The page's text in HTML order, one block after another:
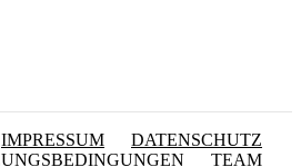
IMPRESSUM
DATENSCHUTZ
TEAM